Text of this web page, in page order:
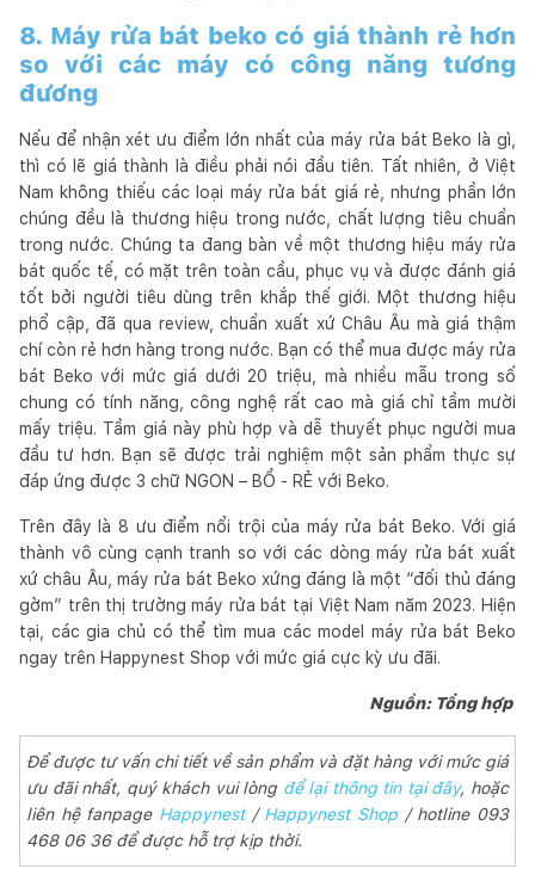
8. Máy rửa bát beko có giá thành rẻ hơn
so với các máy có công năng tương
đương
Nếu để nhận xét ưu điểm lớn nhất của máy rửa bát Beko là gì,
thì có lẽ giá thành là điều phải nói đầu tiên. Tất nhiên, ở Việt
Nam không thiếu các loại máy rửa bát giá rẻ, nhưng phần lớn
chúng đều là thương hiệu trong nước, chất lượng tiêu chuẩn
trong nước. Chúng ta đang bàn về một thương hiệu máy rửa
bát quốc tế, có mặt trên toàn cầu, phục vụ và được đánh giá
tốt bởi người tiêu dùng trên khắp thế giới. Một thương hiệu
phổ cập, đã qua review, chuẩn xuất xứ Châu Âu mà giá thậm
chí còn rẻ hơn hàng trong nước. Bạn có thể mua được máy rửa
bát Beko với mức giá dưới 20 triệu, mà nhiều mẫu trong số
chung có tính năng, công nghệ rất cao mà giá chỉ tầm mười
mấy triệu. Tầm giá này phù hợp và dễ thuyết phục người mua
đầu tư hơn. Bạn sẽ được trải nghiệm một sản phẩm thực sự
đáp ứng được 3 chữ NGON – BỔ - RẺ với Beko.
Trên đây là 8 ưu điểm nổi trội của máy rửa bát Beko. Với giá
thành vô cùng cạnh tranh so với các dòng máy rửa bát xuất
xứ châu Âu, máy rửa bát Beko xứng đáng là một “đối thủ đáng
gờm” trên thị trường máy rửa bát tại Việt Nam năm 2023. Hiện
tại, các gia chủ có thể tìm mua các model máy rửa bát Beko
ngay trên Happynest Shop với mức giá cực kỳ ưu đãi.
Nguồn: Tổng hợp
Để được tư vấn chi tiết về sản phẩm và đặt hàng với mức giá
ưu đãi nhất, quý khách vui lòng để lại thông tin tại đây, hoặc
liên hệ fanpage Happynest/ Happynest Shop / hotline 093
468 06 36 để được hỗ trợ kịp thời.